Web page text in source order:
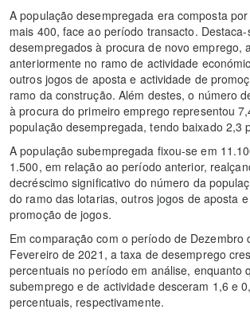
A população desempregada era composta
mais 400, face ao período transacto.
desempregados à procura de novo emprego,
anteriormente no ramo de actividade
outros jogos de aposta e actividade de
ramo da construção. Além destes, o número
à procura do primeiro emprego representou
população desempregada, tendo baixado 2,3
A população subempregada fixou-se em
1.500, em relação ao período anterior,
decréscimo significativo do número da
do ramo das lotarias, outros jogos de aposta
promoção de jogos.
Em comparação com o período de Dezembro
Fevereiro de 2021, a taxa de desemprego
percentuais no período em análise, enquanto
subemprego e de actividade desceram 1,6 e
percentuais, respectivamente.